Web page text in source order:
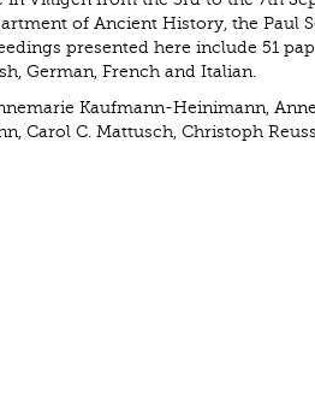
of Ancient History, the Paul
presented here include 51
German, French and Italian.
Kaufmann-Heinimann,
Carol C. Mattusch, Christoph